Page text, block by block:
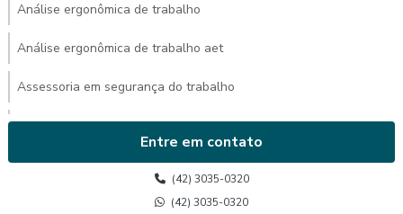
Análise ergonômica de trabalho
Análise ergonômica de trabalho aet
Assessoria em segurança do trabalho
Avaliação ambiental de calor
Avaliação de calor
Avaliação de calor segurança do trabalho
Entre em contato
(42) 3035-0320
(42) 3035-0320